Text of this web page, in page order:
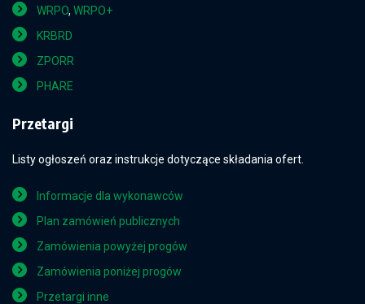
WRPO, WRPO+
KRBRD
ZPORR
PHARE
Przetargi
Listy ogłoszeń oraz instrukcje dotyczące składania ofert.
Informacje dla wykonawców
Plan zamówień publicznych
Zamówienia powyżej progów
Zamówienia poniżej progów
Przetargi inne